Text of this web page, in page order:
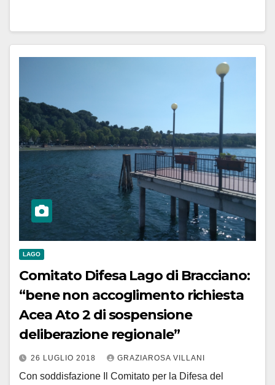
LAGO
Comitato Difesa Lago di Bracciano:
“bene non accoglimento richiesta
Acea Ato 2 di sospensione
deliberazione regionale”
26 LUGLIO 2018 GRAZIAROSA VILLANI
Con soddisfazione Il Comitato per la Difesa del